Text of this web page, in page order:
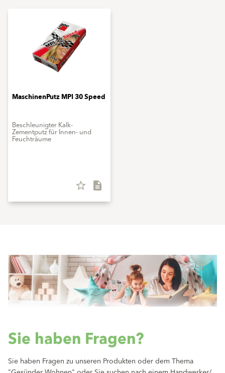
MaschinenPutz MPI 30 Speed
Beschleunigter Kalk-
Zementputz für Innen- und
Feuchträume
star_border description
Sie haben Fragen?
Sie haben Fragen zu unseren Produkten oder dem Thema